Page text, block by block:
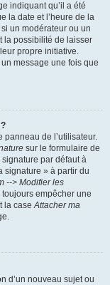
indiquant qu’il a été
la date et l’heure de la
un modérateur ou un
la possibilité de laisser
propre initiative.
message une fois que
panneau de l’utilisateur.
sur le formulaire de
par défaut à
signature » à partir du
--> Modifier les
empêcher une
la caseAttacher ma
d’un nouveau sujet ou